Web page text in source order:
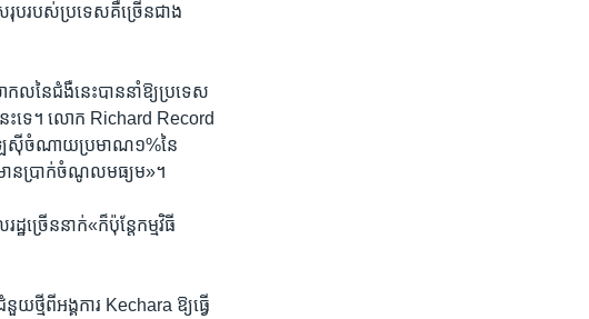
ប​របស់​ប្រទេស​គឺ​ច្រើន​ជាង​
កល​នៃ​ជំងឺ​នេះ​បាននាំ​ឱ្យ​ប្រទេស​
ះ​ទេ។ ​លោក Richard Record
ាឡេស៊ី​ចំណាយ​ប្រមាណ១%នៃ
ាន​ប្រាក់​ចំណូលមធ្យម»។​
ច្រើន​នាក់​«ក៏ប៉ុន្តែ​កម្មវិធី​
ថ្មី​ពីអង្គការ Kechara ឱ្យ​ធ្វើ